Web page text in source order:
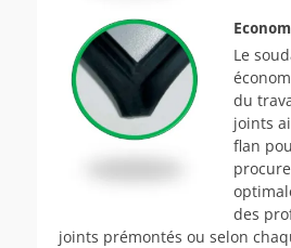
Le
du
joints
flan
des
joints prémontés ou selon